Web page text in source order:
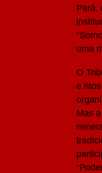
Pará,
uma
O
e
Mas